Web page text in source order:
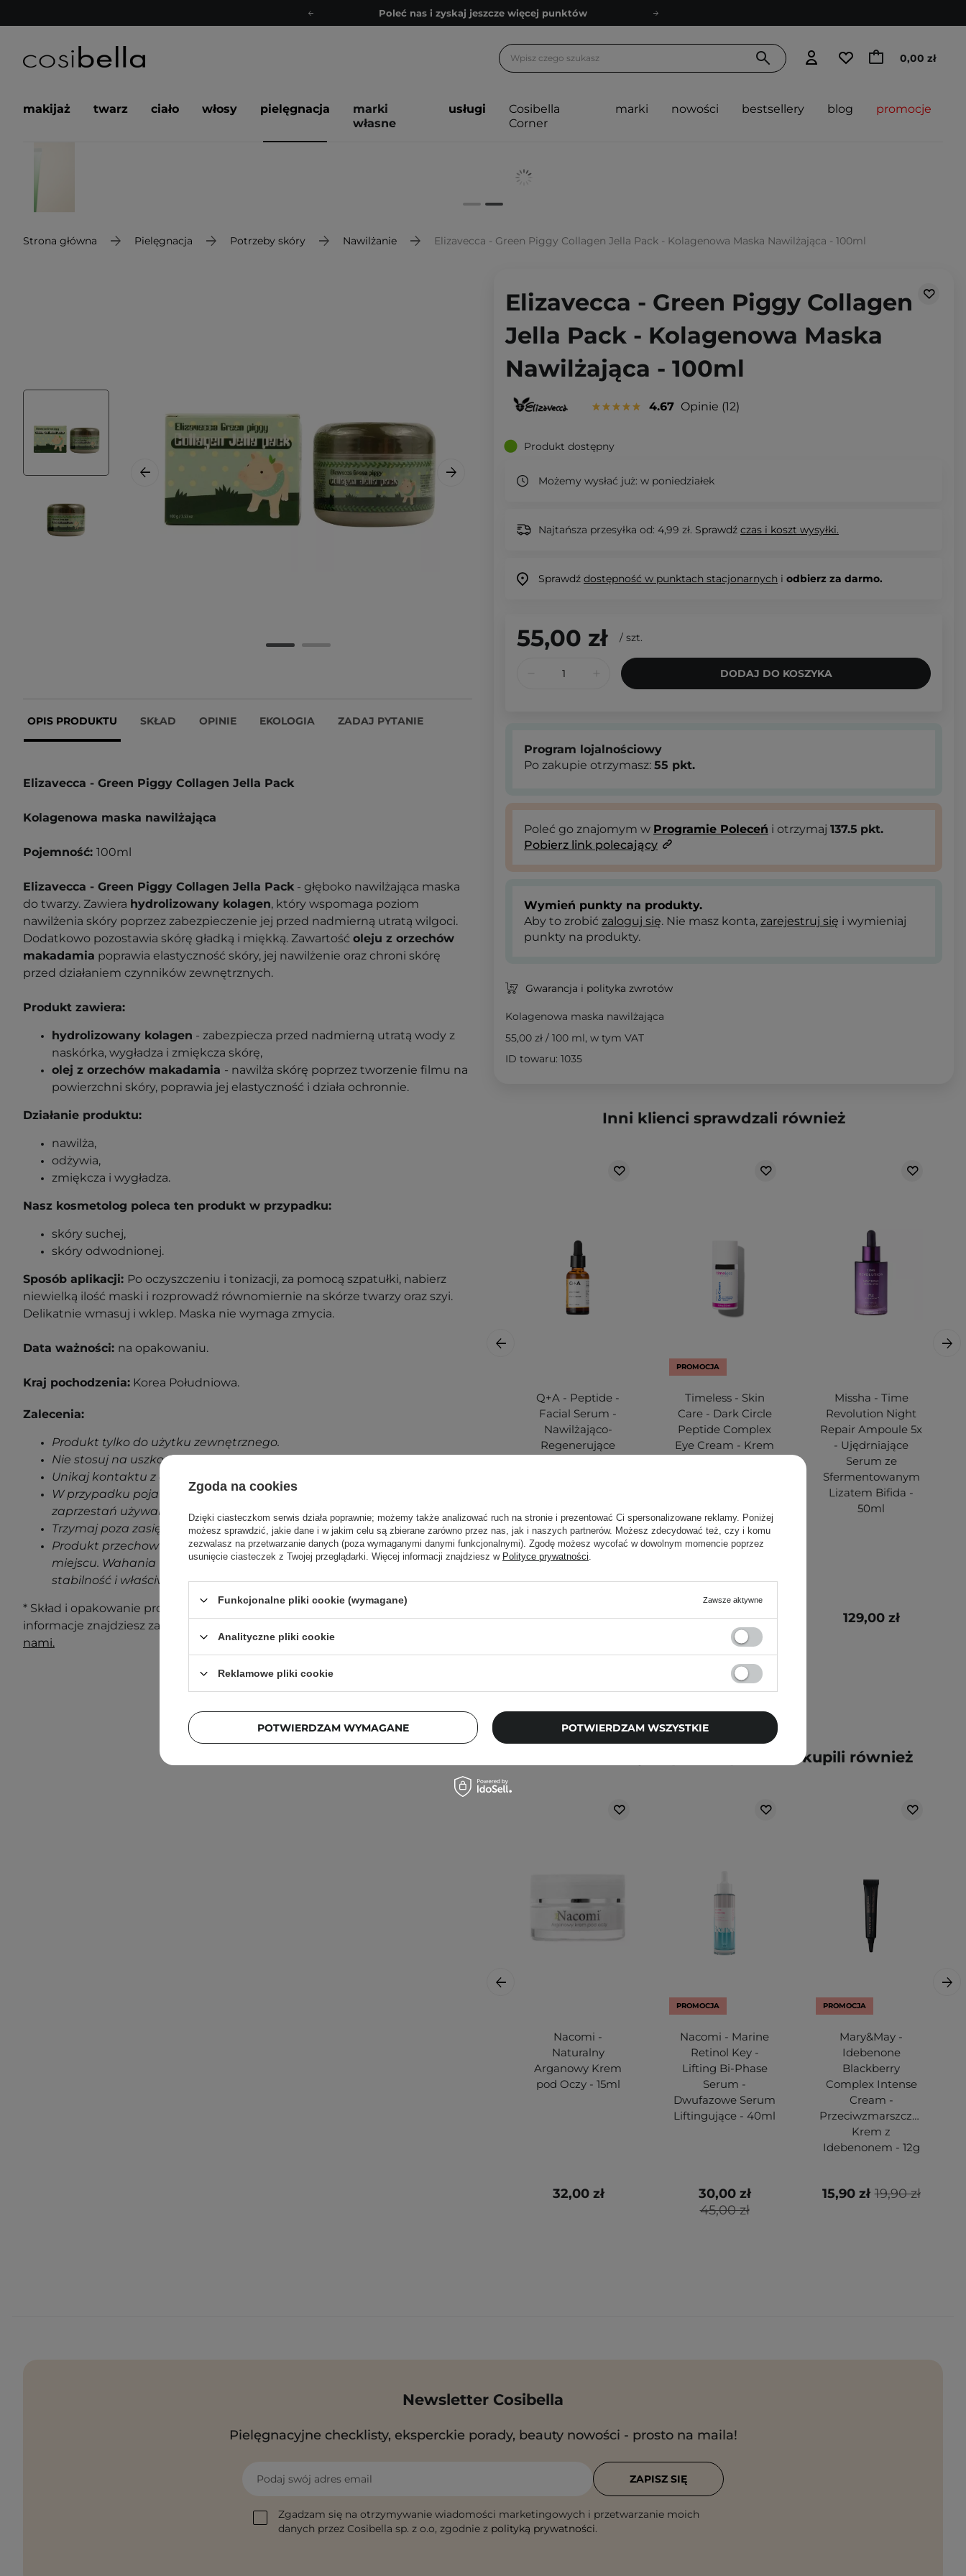
Poleć nas i zyskaj jeszcze więcej punktów
Bezpłatne konsultacje kosmetologiczne
Poleć nas i zyskaj jeszcze więcej punktów
0,00 zł
makijaż twarz ciało włosy pielęgnacja
marki
własne
usługi
Cosibella
Corner
marki nowości bestsellery blog promocje
Strona główna Pielęgnacja Potrzeby skóry Nawilżanie Elizavecca - Green Piggy Collagen Jella Pack - Kolagenowa Maska Nawilżająca - 100ml
OPIS PRODUKTU SKŁAD OPINIE EKOLOGIA ZADAJ PYTANIE
Elizavecca - Green Piggy Collagen Jella Pack
Kolagenowa maska nawilżająca
Pojemność: 100ml
Elizavecca - Green Piggy Collagen Jella Pack - głęboko nawilżająca maska
do twarzy. Zawiera hydrolizowany kolagen, który wspomaga poziom
nawilżenia skóry poprzez zabezpieczenie jej przed nadmierną utratą wilgoci.
Dodatkowo pozostawia skórę gładką i miękką. Zawartość oleju z orzechów
makadamia poprawia elastyczność skóry, jej nawilżenie oraz chroni skórę
przed działaniem czynników zewnętrznych.
Produkt zawiera:
hydrolizowany kolagen - zabezpiecza przed nadmierną utratą wody z
naskórka, wygładza i zmiękcza skórę,
olej z orzechów makadamia - nawilża skórę poprzez tworzenie filmu na
powierzchni skóry, poprawia jej elastyczność i działa ochronnie.
Działanie produktu:
nawilża,
odżywia,
zmiękcza i wygładza.
Nasz kosmetolog poleca ten produkt w przypadku:
skóry suchej,
skóry odwodnionej.
Sposób aplikacji: Po oczyszczeniu i tonizacji, za pomocą szpatułki, nabierz
niewielką ilość maski i rozprowadź równomiernie na skórze twarzy oraz szyi.
Delikatnie wmasuj i wklep. Maska nie wymaga zmycia.
Data ważności: na opakowaniu.
Kraj pochodzenia: Korea Południowa.
Zalecenia:
Produkt tylko do użytku zewnętrznego.
Nie stosuj na uszkodzoną skórę.
Unikaj kontaktu z oczami.
W przypadku pojawienia się jakichkolwiek oznak podrażnienia,
zaprzestań używania produktu.
Trzymaj poza zasięgiem dzieci.
Produkt przechowuj w temperaturze pokojowej, w zacienionym
miejscu. Wahania temperatur podczas transportu nie wpłyną na
stabilność i właściwości produktu.
* Skład i opakowanie produktu mogą ulec zmianie. Najbardziej aktualne
informacje znajdziesz zawsze na opakowaniu. Masz pytania?
nami.
Elizavecca - Green Piggy Collagen
Jella Pack - Kolagenowa Maska
Nawilżająca - 100ml
4.67 Opinie 12
Produkt dostępny
Możemy wysłać już: w poniedziałek
Najtańsza przesyłka od: 4,99 zł. Sprawdź czas i koszt wysyłki.
Sprawdź dostępność w punktach stacjonarnych i odbierz za darmo.
55,00 zł / szt.
DODAJ DO KOSZYKA
Program lojalnościowy
Po zakupie otrzymasz: 55 pkt.
Poleć go znajomym w Programie Poleceń i otrzymaj 137.5 pkt.
Pobierz link polecający
Wymień punkty na produkty.
Aby to zrobić zaloguj się. Nie masz konta, zarejestruj się i wymieniaj
punkty na produkty.
Gwarancja i polityka zwrotów
Kolagenowa maska nawilżająca
55,00 zł / 100 ml, w tym VAT
ID towaru: 1035
Inni klienci sprawdzali również
Q+A - Peptide -
Facial Serum -
Nawilżająco-
Regenerujące
44,00 zł
PROMOCJA
Timeless - Skin
Care - Dark Circle
Peptide Complex
Eye Cream - Krem
84,00 zł
67,20 zł
Missha - Time
Revolution Night
Repair Ampoule 5x
- Ujędrniające
Serum ze
Sfermentowanym
Lizatem Bifida -
50ml
129,00 zł
Klienci, którzy kupili ten produkt, kupili również
Nacomi -
Naturalny
Arganowy Krem
pod Oczy - 15ml
32,00 zł
PROMOCJA
Nacomi - Marine
Retinol Key -
Lifting Bi-Phase
Serum -
Dwufazowe Serum
Liftingujące - 40ml
45,00 zł
30,00 zł
PROMOCJA
Mary&May -
Idebenone
Blackberry
Complex Intense
Cream -
Przeciwzmarszczkowy
Krem z
Idebenonem - 12g
19,90 zł
15,90 zł
Newsletter Cosibella
Pielęgnacyjne checklisty, eksperckie porady, beauty nowości - prosto na maila!
Podaj swój adres email
Zgadzam się na otrzymywanie wiadomości marketingowych i przetwarzanie moich
danych przez Cosibella sp. z o.o, zgodnie z polityką prywatności.
ZAPISZ SIĘ
Zgoda na cookies
Dzięki ciasteczkom serwis działa poprawnie; możemy także analizować ruch na stronie i prezentować Ci spersonalizowane reklamy. Poniżej
możesz sprawdzić, jakie dane i w jakim celu są zbierane zarówno przez nas, jak i naszych partnerów. Możesz zdecydować też, czy i komu
zezwalasz na przetwarzanie danych (poza wymaganymi danymi funkcjonalnymi). Zgodę możesz wycofać w dowolnym momencie poprzez
usunięcie ciasteczek z Twojej przeglądarki. Więcej informacji znajdziesz w Polityce prywatności.
Funkcjonalne pliki cookie (wymagane) Zawsze aktywne
Analityczne pliki cookie
Reklamowe pliki cookie
POTWIERDZAM WYMAGANE POTWIERDZAM WSZYSTKIE